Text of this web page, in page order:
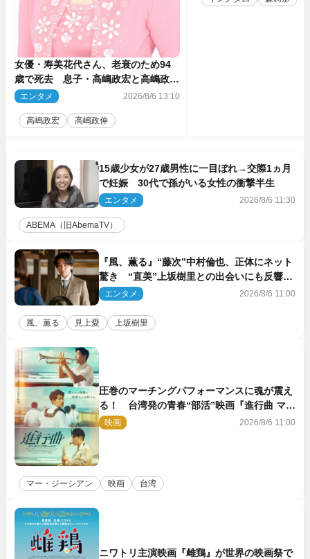
女優・寿美花代さん、老衰のため94
歳で死去 息子・高嶋政宏と高嶋政伸
がコメント「いつもユーモアを忘れな
エンタメ 2026/8/6 13:10
高嶋政宏 高嶋政伸
15歳少女が27歳男性に一目ぼれ→交際1ヵ月
で妊娠 30代で孫がいる女性の衝撃半生
エンタメ 2026/8/6 11:30
ABEMA（旧AbemaTV）
『風、薫る』“藤次”中村倫也、正体にネット
驚き “直美”上坂樹里との出会いにも反響
「力になってくれそう」「仲良くしなよ！」
エンタメ 2026/8/6 11:00
風、薫る 見上愛 上坂樹里
圧巻のマーチングパフォーマンスに魂が震え
る！ 台湾発の青春“部活”映画『進行曲 マー
チングボーイズ』予告解禁
映画 2026/8/6 11:00
マー・ジーシアン 映画 台湾
ニワトリ主演映画『雌鶏』が世界の映画祭で